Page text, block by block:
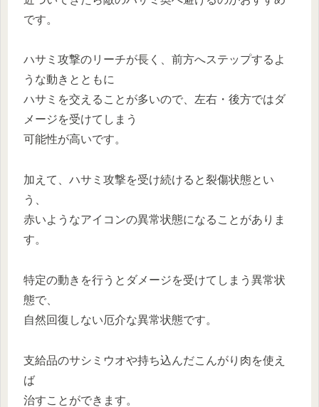
です。
ハサミ攻撃のリーチが長く、前方へステップするよ
うな動きとともに
ハサミを交えることが多いので、左右・後方ではダ
メージを受けてしまう
可能性が高いです。
加えて、ハサミ攻撃を受け続けると裂傷状態とい
う、
赤いようなアイコンの異常状態になることがありま
す。
特定の動きを行うとダメージを受けてしまう異常状
態で、
自然回復しない厄介な異常状態です。
支給品のサシミウオや持ち込んだこんがり肉を使え
ば
治すことができます。